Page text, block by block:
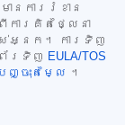
នការរំខាន
ារគិតថ្លៃនា
ស់អ្នក។ ការទិញ
ព័រទិញ EULA/TOS
ចុះតម្លៃ ។